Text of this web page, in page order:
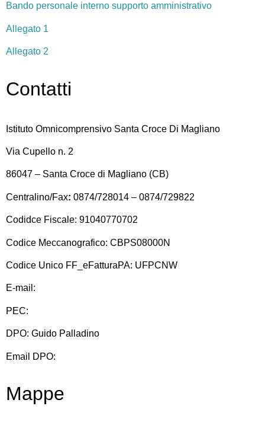
Bando personale interno supporto amministrativo
Allegato 1
Allegato 2
Contatti
Istituto Omnicomprensivo Santa Croce Di Magliano
Via Cupello n. 2
86047 – Santa Croce di Magliano (CB)
Centralino/Fax: 0874/728014 – 0874/729822
Codidce Fiscale: 91040770702
Codice Meccanografico: CBPS08000N
Codice Unico FF_eFatturaPA: UFPCNW
E-mail:
PEC:
DPO: Guido Palladino
Email DPO:
Mappe